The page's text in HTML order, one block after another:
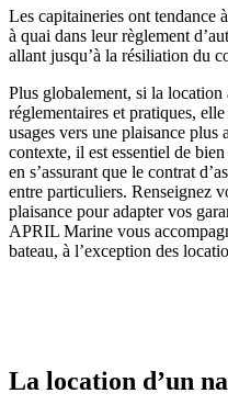
Les capitaineries ont tendance
à quai dans leur règlement
allant jusqu’à la résiliation du
Plus globalement, si la location
réglementaires et pratiques,
usages vers une plaisance plus
contexte, il est essentiel de
en s’assurant que le contrat
entre particuliers. Renseignez
plaisance pour adapter vos
APRIL Marine vous
bateau, à l’exception des
La location d’un